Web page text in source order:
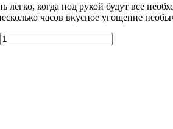
когда под рукой будут все
часов вкусное угощение